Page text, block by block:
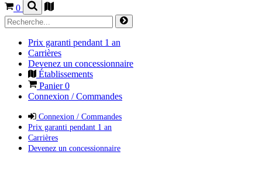
0
Prix garanti pendant 1 an
Carrières
Devenez un concessionnaire
Établissements
Panier0
Connexion / Commandes
Connexion / Commandes
Prix garanti pendant 1 an
Carrières
Devenez un concessionnaire